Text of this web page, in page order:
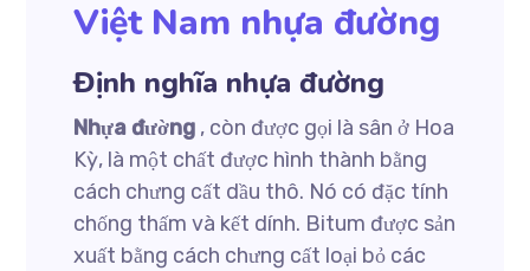
Việt Nam nhựa đường
Định nghĩa nhựa đường
Nhựa đường , còn được gọi là sân ở Hoa
Kỳ, là một chất được hình thành bằng
cách chưng cất dầu thô. Nó có đặc tính
chống thấm và kết dính. Bitum được sản
xuất bằng cách chưng cất loại bỏ các